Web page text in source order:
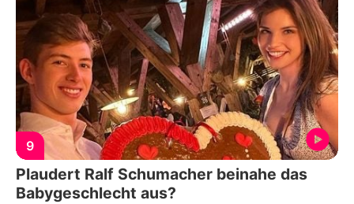
9
Plaudert Ralf Schumacher beinahe das
Babygeschlecht aus?